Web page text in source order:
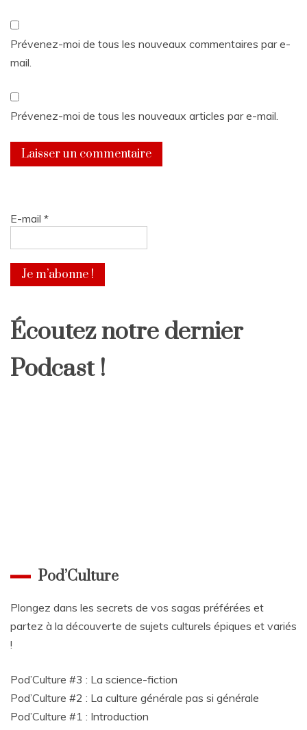
Prévenez-moi de tous les nouveaux commentaires par e-
mail.
Prévenez-moi de tous les nouveaux articles par e-mail.
E-mail *
Écoutez notre dernier
Podcast !
Pod’Culture
Plongez dans les secrets de vos sagas préférées et
partez à la découverte de sujets culturels épiques et variés
!
Pod’Culture #3 : La science-fiction
Pod’Culture #2 : La culture générale pas si générale
Pod’Culture #1 : Introduction